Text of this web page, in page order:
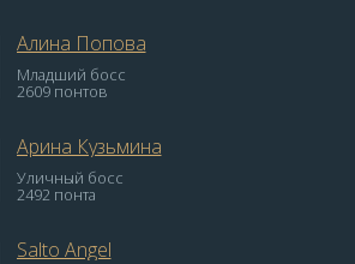
Алина Попова
Младший босс
2609 понтов
Арина Кузьмина
Уличный босс
2492 понта
Salto Angel